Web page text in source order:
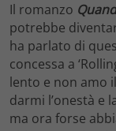
Il romanzo
potrebbe
ha parlato di
concessa a
lento e non amo
darmi l’onestà e
ma ora forse